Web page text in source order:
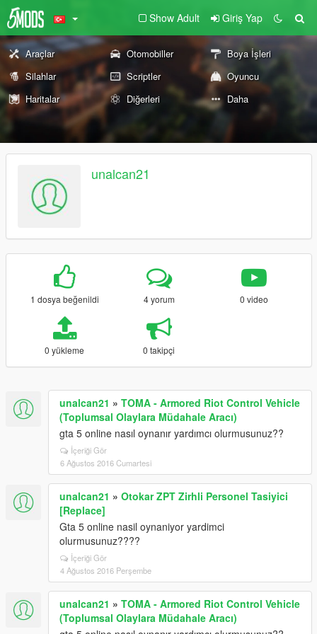
Show Adult Giriş Yap
Araçlar Otomobiller
Boya İşleri
Silahlar
Scriptler
Oyuncu
Haritalar
Diğerleri Daha
unalcan21
1 dosya beğenildi 4 yorum 0 video
0 yükleme 0 takipçi
unalcan21 » TOMA - Armored Riot Control Vehicle
(Toplumsal Olaylara Müdahale Aracı)
gta 5 online nasıl oynanır yardımcı olurmusunuz??
İçeriği Gör
6 Ağustos 2016 Cumartesi
unalcan21 » Otokar ZPT Zirhli Personel Tasiyici
[Replace]
Gta 5 online nasil oynaniyor yardimci
olurmusunuz????
İçeriği Gör
4 Ağustos 2016 Perşembe
unalcan21 » TOMA - Armored Riot Control Vehicle
(Toplumsal Olaylara Müdahale Aracı)